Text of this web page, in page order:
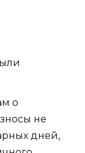
о
не
дней,